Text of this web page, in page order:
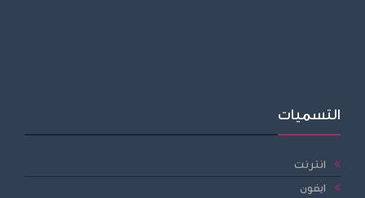
التسميات
انترنت
ايفون